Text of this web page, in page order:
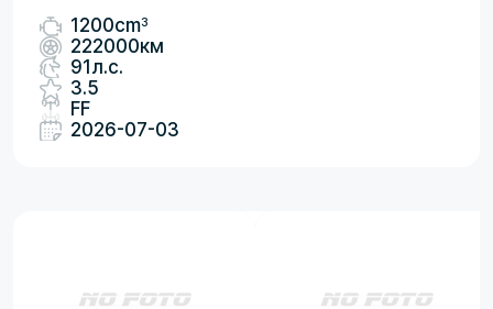
1200cm3
222000км
91л.с.
3.5
FF
2026-07-03